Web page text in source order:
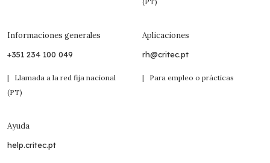
Informaciones generales
+351 234 100 049
| Llamada a la red fija nacional
(PT)
Aplicaciones
rh@critec.pt
| Para empleo o prácticas
Ayuda
help.critec.pt